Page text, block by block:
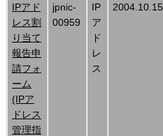
IPアド
レス割
り当て
報告申
請フォ
ーム
(IPア
ドレス
管理指
jpnic-
00959
IP
ア
ド
レ
ス
2004.10.15